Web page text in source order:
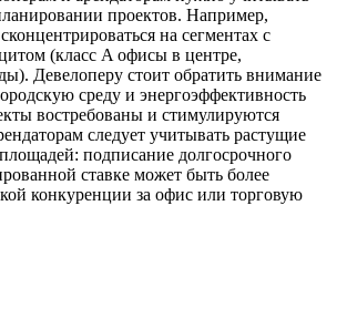
проектов. Например,
на сегментах с
(класс A офисы в центре,
Девелоперу стоит обратить внимание
среду и энергоэффективность
востребованы и стимулируются
следует учитывать растущие
подписание долгосрочного
ставке может быть более
конкуренции за офис или торговую